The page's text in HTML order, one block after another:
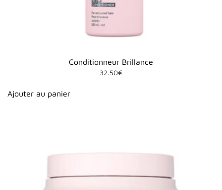
Conditionneur Brillance
32.50€
Ajouter au panier